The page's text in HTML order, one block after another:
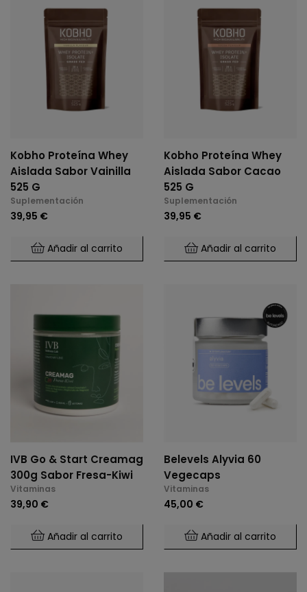
Kobho Proteína Whey
Aislada Sabor Vainilla
525 G
Suplementación
39,95 €
Añadir al carrito
Kobho Proteína Whey
Aislada Sabor Cacao
525 G
Suplementación
39,95 €
Añadir al carrito
IVB Go & Start Creamag
300g Sabor Fresa-Kiwi
Vitaminas
39,90 €
Añadir al carrito
Belevels Alyvia 60
Vegecaps
Vitaminas
45,00 €
Añadir al carrito